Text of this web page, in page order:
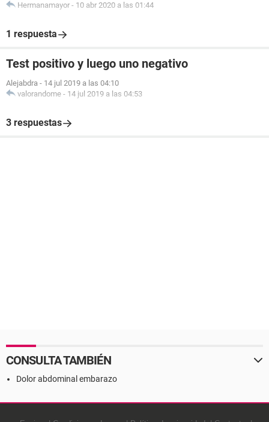
Hermanamayor - 10 abr 2020 a las 01:44
1 respuesta
Test positivo y luego uno negativo
Alejabdra - 14 jul 2019 a las 04:10
valorandome - 14 jul 2019 a las 04:53
3 respuestas
CONSULTA TAMBIÉN
Dolor abdominal embarazo